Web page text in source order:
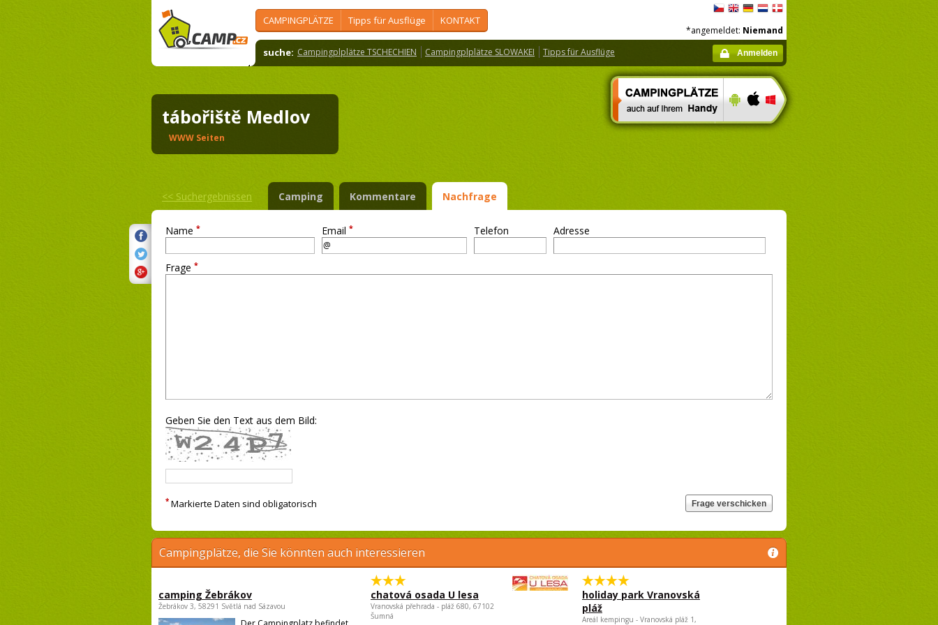
CAMPINGPLÄTZE Tipps für Ausflüge KONTAKT
suche: Campingplplätze TSCHECHIEN Campingplplätze SLOWAKEI Tipps für Ausflüge
*angemeldet: Niemand
Anmelden
tábořiště Medlov
WWW Seiten
<< Suchergebnissen Camping Kommentare Nachfrage
Name * Email * Telefon Adresse
Frage *
Geben Sie den Text aus dem Bild:
* Markierte Daten sind obligatorisch
Campingplätze, die Sie könnten auch interessieren
camping Žebrákov
Žebrákov 3, 58291 Světlá nad Sázavou
chatová osada U lesa
Vranovská přehrada - pláž 680, 67102
Šumná
holiday park Vranovská
pláž
Areál kempingu - Vranovská pláž 1,